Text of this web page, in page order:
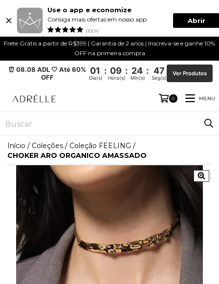
Use o app e economize
Consiga mais ofertas em nosso app
(100+)
Abrir
Frete Grátis a partir de R$399 | Garantia de 2 anos | Inscreva-se e ganhe 10%
OFF na primeira compra
⏰ 08.08 ADL 🤍 Até 60%
OFF
01 : 09 : 24 : 47
Dia(s) Hora(s) Min(s) Seg(s)
Ver Produtos
0 MENU
Início / Coleções / Coleção FEELING /
CHOKER ARO ORGANICO AMASSADO